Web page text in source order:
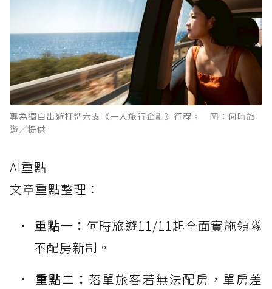
專為獨自出遊打造六支《一人旅行企劃》行程。 圖：何時旅
遊／提供
AI重點
文章重點整理：
重點一： 何時旅遊11/11起全面實施領隊
不配房新制。
重點二： 落單旅客若無法配房，單房差